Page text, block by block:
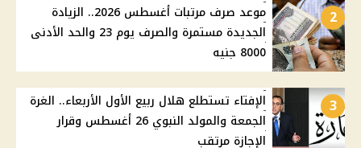
2
موعد صرف مرتبات أغسطس 2026.. الزيادة
الجديدة مستمرة والصرف يوم 23 والحد الأدنى
8000 جنيه
3
الإفتاء تستطلع هلال ربيع الأول الأربعاء.. الغرة
الجمعة والمولد النبوي 26 أغسطس وقرار
الإجازة مرتقب